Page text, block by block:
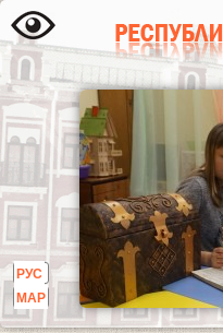
РУС
МАР